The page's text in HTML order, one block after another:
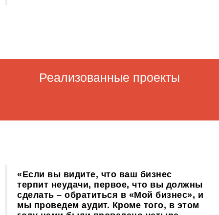
Реализованные проекты
«Если вы видите, что ваш бизнес
терпит неудачи, первое, что вы должны
сделать – обратиться в «Мой бизнес», и
мы проведем аудит. Кроме того, в этом